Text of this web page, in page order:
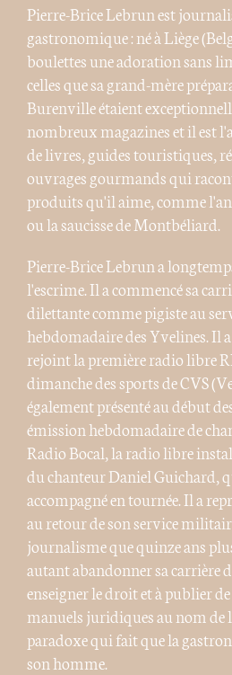
Pierre-Brice Lebrun est
gastronomique : né à Liège
boulettes une adoration sans
celles que sa grand-mère
Burenville étaient
nombreux magazines et il est
de livres, guides touristiques,
ouvrages gourmands qui
produits qu'il aime, comme
ou la saucisse de Montbéliard.
Pierre-Brice Lebrun a
l'escrime. Il a commencé sa
dilettante comme pigiste au
hebdomadaire des Yvelines. Il
rejoint la première radio libre
dimanche des sports de CVS
également présenté au début
émission hebdomadaire de
Radio Bocal, la radio libre
du chanteur Daniel Guichard,
accompagné en tournée. Il a
au retour de son service
journalisme que quinze ans
autant abandonner sa carrière
enseigner le droit et à publier
manuels juridiques au nom de
paradoxe qui fait que la
son homme.